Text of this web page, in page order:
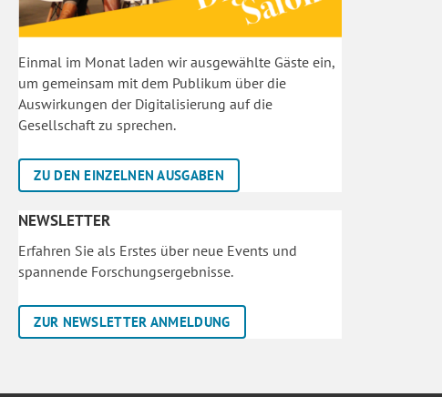
Einmal im Monat laden wir ausgewählte Gäste ein,
um gemeinsam mit dem Publikum über die
Auswirkungen der Digitalisierung auf die
Gesellschaft zu sprechen.
ZU DEN EINZELNEN AUSGABEN
NEWSLETTER
Erfahren Sie als Erstes über neue Events und
spannende Forschungsergebnisse.
ZUR NEWSLETTER ANMELDUNG